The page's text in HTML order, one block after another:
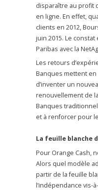
disparaître au profit
en ligne. En effet,
clients en 2012,
juin 2015. Le
Paribas avec la
Les retours
Banques mettent
d’inventer un
renouvellement de
Banques
et à renforcer pour
La feuille blanche
Pour Orange Cash,
Alors quel modèle
partir de la feuille
l’indépendance vis-